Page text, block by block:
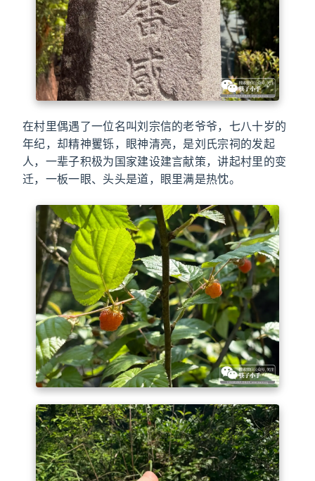
在村里偶遇了一位名叫刘宗信的老爷爷，七八十岁的
年纪，却精神矍铄，眼神清亮，是刘氏宗祠的发起
人，一辈子积极为国家建设建言献策，讲起村里的变
迁，一板一眼、头头是道，眼里满是热忱。